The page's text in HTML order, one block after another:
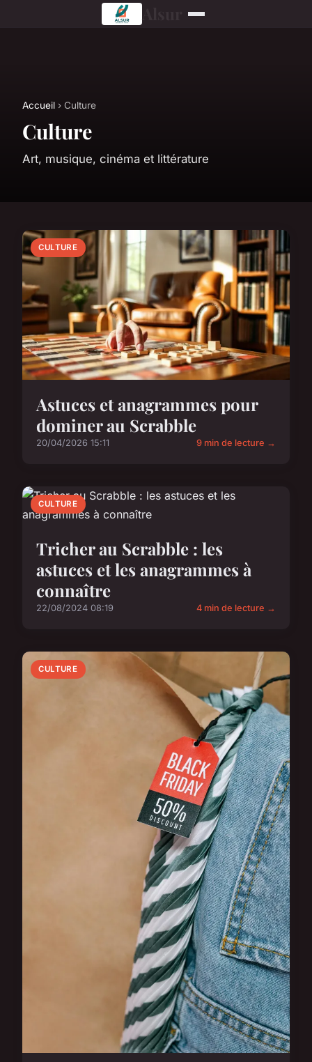
Accueil › Culture
Culture
Art, musique, cinéma et littérature
CULTURE
Astuces et anagrammes pour
dominer au Scrabble
20/04/2026 15:11 9 min de lecture →
CULTURE
Tricher au Scrabble : les
astuces et les anagrammes à
connaître
22/08/2024 08:19 4 min de lecture →
CULTURE